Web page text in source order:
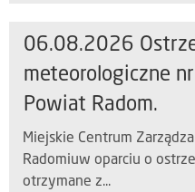
06.08.2026
meteorologiczne
Powiat Radom.
Miejskie Centrum
Radomiuw oparciu o
otrzymane z...